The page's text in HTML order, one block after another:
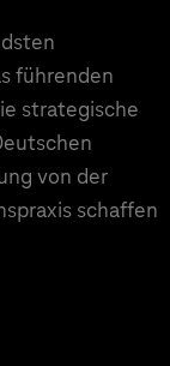
führenden
strategische
von der
schaffen